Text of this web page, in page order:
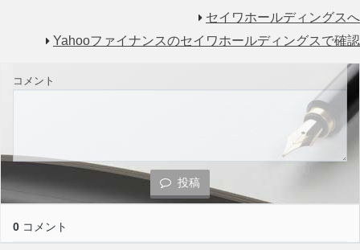
セイワホールディングスへ
Yahooファイナンスのセイワホールディングスで確認
コメント
投稿
0 コメント